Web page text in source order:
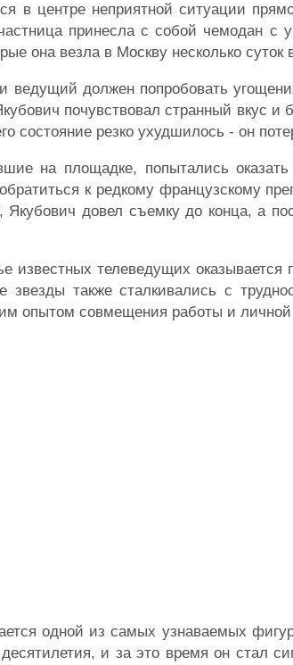
в центре неприятной ситуации
принесла с собой чемодан с
она везла в Москву несколько
ведущий должен попробовать
почувствовал странный вкус
состояние резко ухудшилось - он
на площадке, попытались
к редкому французскому
Якубович довел съемку до конца, а
известных телеведущих
звезды также сталкивались с
опытом совмещения работы и
одной из самых узнаваемых
десятилетия, и за это время он